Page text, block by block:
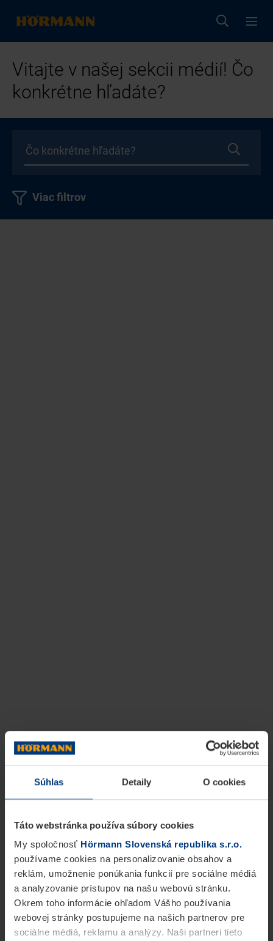
Súhlas Detaily O cookies
Táto webstránka používa súbory cookies
My spoločnosť Hörmann Slovenská republika s.r.o.
používame cookies na personalizovanie obsahov a
reklám, umožnenie ponúkania funkcií pre sociálne médiá
a analyzovanie prístupov na našu webovú stránku.
Okrem toho informácie ohľadom Vášho používania
webovej stránky postupujeme na našich partnerov pre
sociálne médiá, reklamu a analýzy. Naši partneri tieto
Vitajte v našej sekcii médií! Čo
konkrétne hľadáte?
Viac filtrov